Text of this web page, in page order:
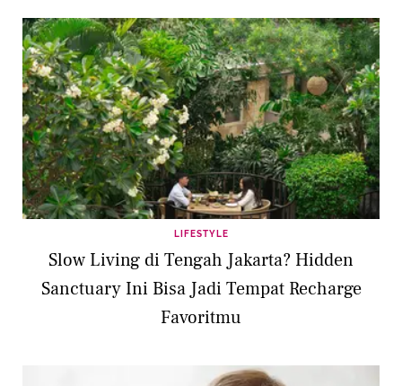
LIFESTYLE
Slow Living di Tengah Jakarta? Hidden
Sanctuary Ini Bisa Jadi Tempat Recharge
Favoritmu